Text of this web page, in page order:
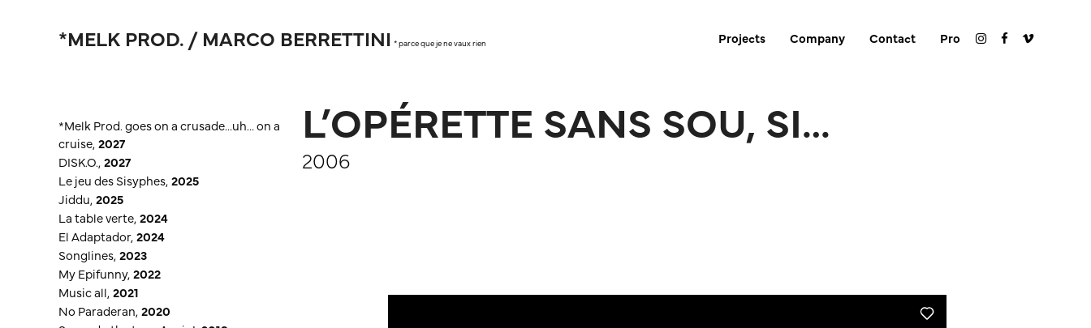
*MELK PROD. / MARCO BERRETTINI * parce que je ne vaux rien Projects Company Contact Pro
*Melk Prod. goes on a crusade…uh… on a
cruise,2027
DISK.O.,2027
Le jeu des Sisyphes,2025
Jiddu,2025
La table verte,2024
El Adaptador,2024
Songlines,2023
My Epifunny,2022
Music all,2021
No Paraderan,2020
L’OPÉRETTE SANS SOU, SI…
2006